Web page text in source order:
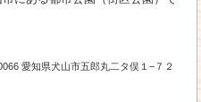
愛知県犬山市五郎丸二タ俣１−７２